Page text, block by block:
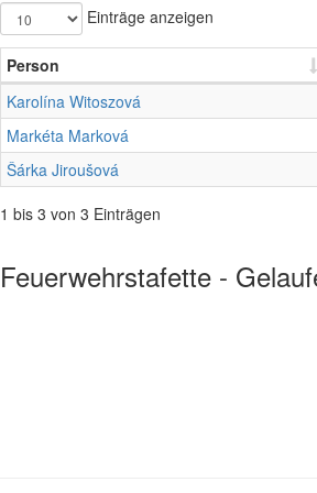
Einträge anzeigen
Person
Karolína Witoszová
Markéta Marková
Šárka Jiroušová
1 bis 3 von 3 Einträgen
Feuerwehrstafette -